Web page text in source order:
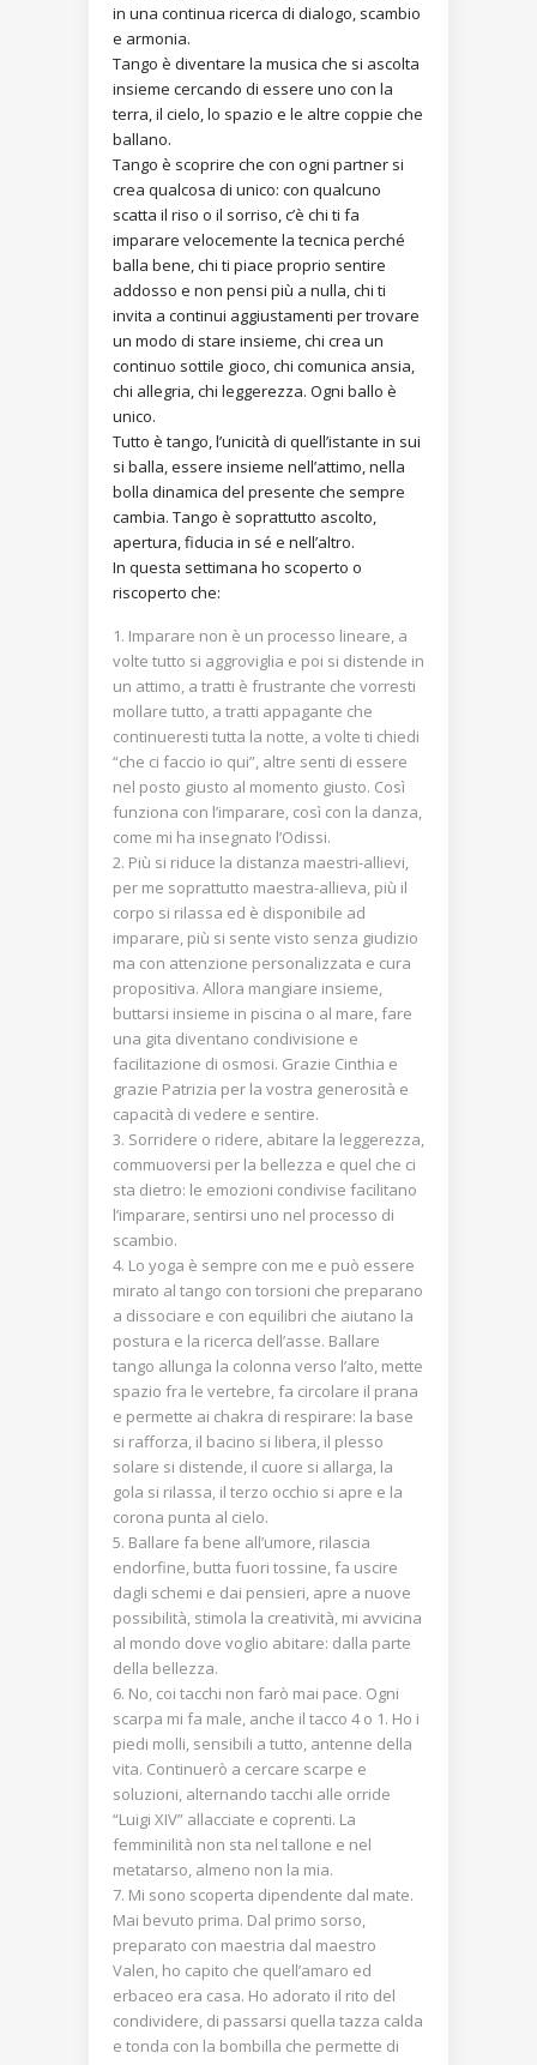
in una continua ricerca di dialogo, scambio
e armonia.
Tango è diventare la musica che si ascolta
insieme cercando di essere uno con la
terra, il cielo, lo spazio e le altre coppie che
ballano.
Tango è scoprire che con ogni partner si
crea qualcosa di unico: con qualcuno
scatta il riso o il sorriso, c’è chi ti fa
imparare velocemente la tecnica perché
balla bene, chi ti piace proprio sentire
addosso e non pensi più a nulla, chi ti
invita a continui aggiustamenti per trovare
un modo di stare insieme, chi crea un
continuo sottile gioco, chi comunica ansia,
chi allegria, chi leggerezza. Ogni ballo è
unico.
Tutto è tango, l’unicità di quell’istante in sui
si balla, essere insieme nell’attimo, nella
bolla dinamica del presente che sempre
cambia. Tango è soprattutto ascolto,
apertura, fiducia in sé e nell’altro.
In questa settimana ho scoperto o
riscoperto che:
Imparare non è un processo lineare, a
volte tutto si aggroviglia e poi si distende in
un attimo, a tratti è frustrante che vorresti
mollare tutto, a tratti appagante che
continueresti tutta la notte, a volte ti chiedi
“che ci faccio io qui”, altre senti di essere
nel posto giusto al momento giusto. Così
funziona con l’imparare, così con la danza,
come mi ha insegnato l’Odissi.
Più si riduce la distanza maestri-allievi,
per me soprattutto maestra-allieva, più il
corpo si rilassa ed è disponibile ad
imparare, più si sente visto senza giudizio
ma con attenzione personalizzata e cura
propositiva. Allora mangiare insieme,
buttarsi insieme in piscina o al mare, fare
una gita diventano condivisione e
facilitazione di osmosi. Grazie Cinthia e
grazie Patrizia per la vostra generosità e
capacità di vedere e sentire.
Sorridere o ridere, abitare la leggerezza,
commuoversi per la bellezza e quel che ci
sta dietro: le emozioni condivise facilitano
l’imparare, sentirsi uno nel processo di
scambio.
Lo yoga è sempre con me e può essere
mirato al tango con torsioni che preparano
a dissociare e con equilibri che aiutano la
postura e la ricerca dell’asse. Ballare
tango allunga la colonna verso l’alto, mette
spazio fra le vertebre, fa circolare il prana
e permette ai chakra di respirare: la base
si rafforza, il bacino si libera, il plesso
solare si distende, il cuore si allarga, la
gola si rilassa, il terzo occhio si apre e la
corona punta al cielo.
Ballare fa bene all’umore, rilascia
endorfine, butta fuori tossine, fa uscire
dagli schemi e dai pensieri, apre a nuove
possibilità, stimola la creatività, mi avvicina
al mondo dove voglio abitare: dalla parte
della bellezza.
No, coi tacchi non farò mai pace. Ogni
scarpa mi fa male, anche il tacco 4 o 1. Ho i
piedi molli, sensibili a tutto, antenne della
vita. Continuerò a cercare scarpe e
soluzioni, alternando tacchi alle orride
“Luigi XIV” allacciate e coprenti. La
femminilità non sta nel tallone e nel
metatarso, almeno non la mia.
Mi sono scoperta dipendente dal mate.
Mai bevuto prima. Dal primo sorso,
preparato con maestria dal maestro
Valen, ho capito che quell’amaro ed
erbaceo era casa. Ho adorato il rito del
condividere, di passarsi quella tazza calda
e tonda con la bombilla che permette di